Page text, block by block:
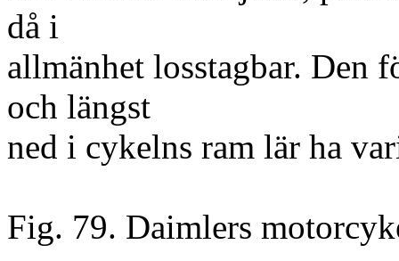
då i
allmänhet losstagbar. Den
och längst
ned i cykelns ram lär ha
Fig. 79. Daimlers